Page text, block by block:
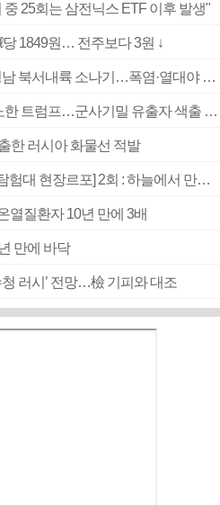
25회는 삼전닉스 ETF 이후 발생"
당 1849원… 전주보다 3원 ↓
부산 울산 경남 구름 많고 경남 북서내륙 소나기…폭염·열대야 계속
‘탄약 부족 사태’ 보도에 격노한 트럼프…군사기밀 유출자 색출 지시
한 러시아 화물선 적발
[2026 부산청소년극지체험탐험대 현장르포] 2회 : 하늘에서 만난 얼음의 나라
열질환자 10년 만에 3배
만에 바닥
러시’ 전망…檢 기피와 대조